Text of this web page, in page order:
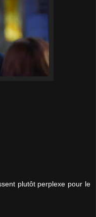
plutôt perplexe pour le